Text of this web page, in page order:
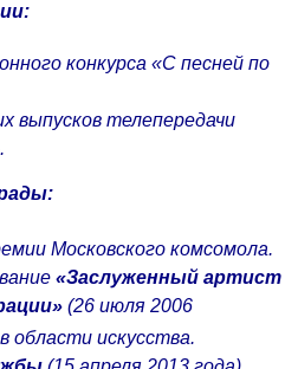
конкурса «С песней по
выпусков телепередачи
Московского комсомола.
«Заслуженный артист
(26 июля 2006
области искусства.